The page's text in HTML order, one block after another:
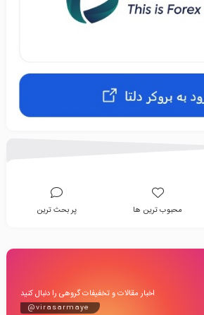
محبوب ترین ها پر بحث ترین
اخبار مقالات و تخفیفات گروهی را دنبال کنید
@virasarmaye